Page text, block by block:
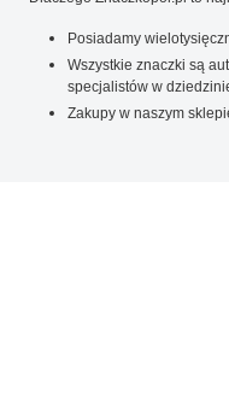
Posiadamy
Wszystkie znaczki są
specjalistów w
Zakupy w naszym